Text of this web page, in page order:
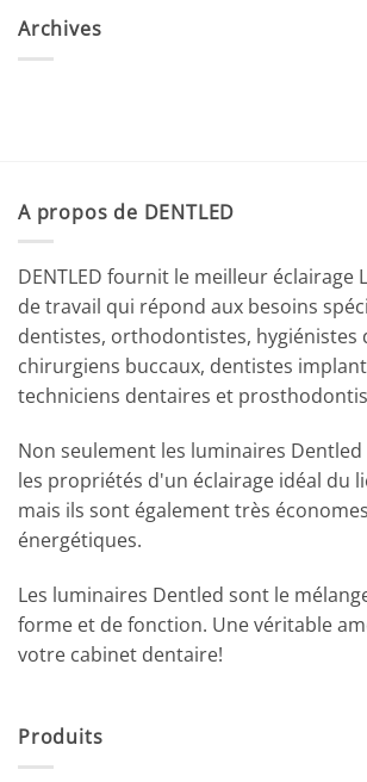
Archives
A propos de DENTLED
DENTLED fournit le meilleur éclairage
de travail qui répond aux besoins
dentistes, orthodontistes, hygiénistes
chirurgiens buccaux, dentistes
techniciens dentaires et
Non seulement les luminaires
les propriétés d'un éclairage idéal du
mais ils sont également très
énergétiques.
Les luminaires Dentled sont le
forme et de fonction. Une véritable
votre cabinet dentaire!
Produits